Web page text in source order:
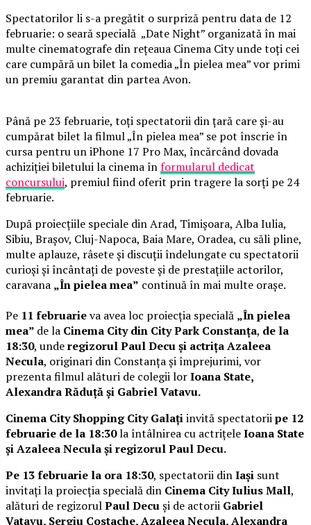
Spectatorilor li s-a pregătit o surpriză pentru data de 12
februarie: o seară specială „Date Night” organizată în mai
multe cinematografe din rețeaua Cinema City unde toți cei
care cumpără un bilet la comedia „În pielea mea” vor primi
un premiu garantat din partea Avon.
Până pe 23 februarie, toți spectatorii din țară care și-au
cumpărat bilet la filmul „În pielea mea” se pot înscrie în
cursa pentru un iPhone 17 Pro Max, încărcând dovada
achiziției biletului la cinema înformularul dedicat
concursului, premiul fiind oferit prin tragere la sorți pe 24
februarie.
După proiecțiile speciale din Arad, Timișoara, Alba Iulia,
Sibiu, Brașov, Cluj-Napoca, Baia Mare, Oradea, cu săli pline,
multe aplauze, râsete și discuții îndelungate cu spectatorii
curioși și încântați de poveste și de prestațiile actorilor,
caravana „În pielea mea” continuă în mai multe orașe.
Pe 11 februarieva avea loc proiecția specială „În pielea
mea” de la Cinema City din City Park Constanța, de la
18:30, underegizorul Paul Decu și actrița Azaleea
Necula, originari din Constanța și împrejurimi, vor
prezenta filmul alături de colegii lorIoana State,
Alexandra Răduță și Gabriel Vatavu.
Cinema City Shopping City Galațiinvită spectatoriipe 12
februarie de la 18:30la întâlnirea cu actrițeleIoana State
și Azaleea Necula și regizorul Paul Decu.
Pe 13 februarie la ora 18:30, spectatorii dinIași sunt
invitați la proiecția specială din Cinema City Iulius Mall,
alături de regizorulPaul Decuși de actorii Gabriel
Vatavu, Sergiu Costache, Azaleea Necula, Alexandra